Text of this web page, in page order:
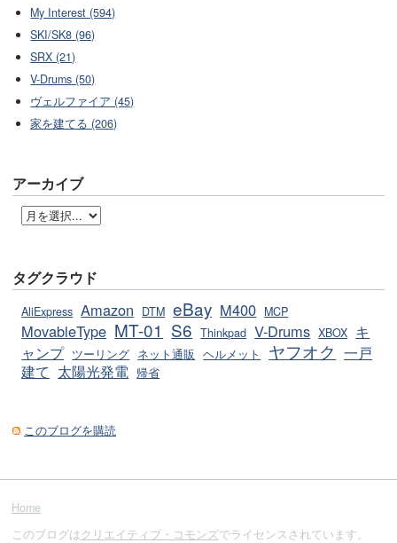
My Interest (594)
SKI/SK8 (96)
SRX (21)
V-Drums (50)
ヴェルファイア (45)
家を建てる (206)
アーカイブ
タグクラウド
AliExpress Amazon DTM eBay M400 MCP
MovableType MT-01 S6 Thinkpad V-Drums XBOX キ
ャンプ ツーリング ネット通販 ヘルメット ヤフオク 一戸
建て 太陽光発電 帰省
このブログを購読
Home
このブログはクリエイティブ・コモンズでライセンスされています。